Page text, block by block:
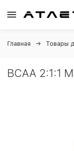
Главная Товары
BCAA 2:1:1